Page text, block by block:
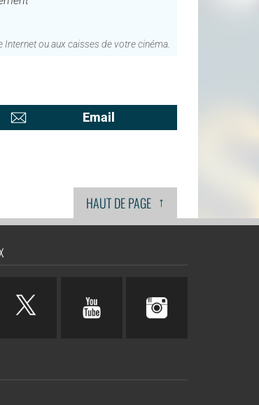
Internet ou aux caisses de votre cinéma.
Email
HAUT DE PAGE ↑